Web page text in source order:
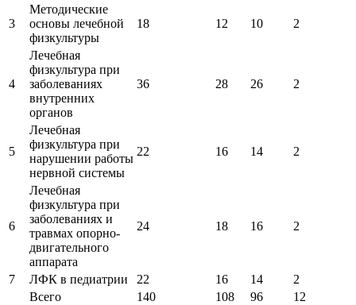
3
Методические
основы лечебной
физкультуры
18 12 10 2
4
Лечебная
физкультура при
заболеваниях
внутренних
органов
36 28 26 2
5
Лечебная
физкультура при
нарушении работы
нервной системы
22 16 14 2
6
Лечебная
физкультура при
заболеваниях и
травмах опорно-
двигательного
аппарата
24 18 16 2
7 ЛФК в педиатрии 22 16 14
2
Всего
140 108 96
12